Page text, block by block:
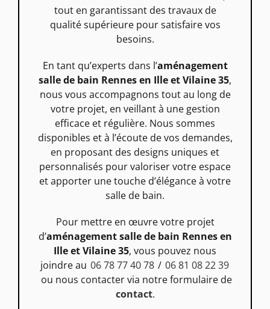
tout en garantissant des travaux de
qualité supérieure pour satisfaire vos
besoins.
En tant qu’experts dans l’aménagement
salle de bain Rennes en Ille et Vilaine 35,
nous vous accompagnons tout au long de
votre projet, en veillant à une gestion
efficace et régulière. Nous sommes
disponibles et à l’écoute de vos demandes,
en proposant des designs uniques et
personnalisés pour valoriser votre espace
et apporter une touche d’élégance à votre
salle de bain.
Pour mettre en œuvre votre projet
d’aménagement salle de bain Rennes en
Ille et Vilaine 35, vous pouvez nous
joindre au 06 78 77 40 78 / 06 81 08 22 39
ou nous contacter via notre formulaire de
contact.